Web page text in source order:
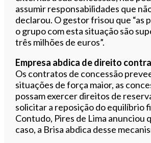
assumir responsabilidades que
declarou. O gestor frisou que “as
o grupo com esta situação são
três milhões de euros”.
Empresa abdica de direito
Os contratos de concessão
situações de força maior, as
possam exercer direitos de
solicitar a reposição do equilíbrio
Contudo, Pires de Lima anunciou
caso, a Brisa abdica desse